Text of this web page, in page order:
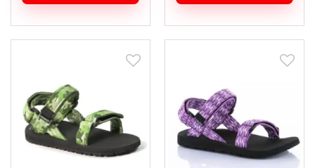
זה
יש
סוגים.
האפשרויות
בעמוד
המוצר
זה
יש
סוגים.
האפשרויות
בעמוד
המוצר